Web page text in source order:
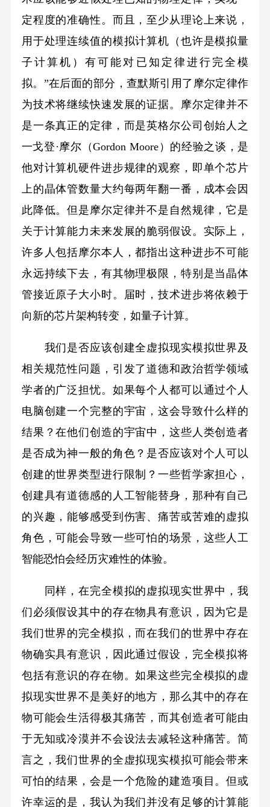
定程度的准确性。而且，至少从理论上来说，
用于处理连续值的模拟计算机（也许是模拟量
子计算机）有可能对已知定律进行完全模
拟。”在后面的部分，查默斯引用了摩尔定律作
为技术将继续快速发展的证据。摩尔定律并不
是一条真正的定律，而是英格尔公司创始人之
一戈登·摩尔（Gordon Moore）的经验之谈，是
他对计算机硬件进步规律的观察，即单个芯片
上的晶体管数量大约每两年翻一番，成本会因
此降低。但是摩尔定律并不是自然规律，它是
关于计算能力未来发展的脆弱假设。实际上，
许多人包括摩尔本人，都指出这种进步不可能
永远持续下去，有其物理极限，特别是当晶体
管接近原子大小时。届时，技术进步将依赖于
向新的芯片架构转变，如量子计算。
我们是否应该创建全虚拟现实模拟世界及
相关规范性问题，引发了道德和政治哲学领域
学者的广泛担忧。如果每个人都可以通过个人
电脑创建一个完整的宇宙，这会导致什么样的
结果？在他们创造的宇宙中，这些人类创造者
是否成为神一般的角色？是否应该对个人可以
创建的世界类型进行限制？一些哲学家担心，
创建具有道德感的人工智能替身，那种有自己
的兴趣，能够感受到伤害、痛苦或苦难的虚拟
角色，可能会导致一些可怕的场景，这些人工
智能恐怕会经历灾难性的体验。
同样，在完全模拟的虚拟现实世界中，我
们必须假设其中的存在物具有意识，因为它是
我们世界的完全模拟，而在我们的世界中存在
物确实具有意识，因此通过假设，完全模拟将
包括有意识的存在物。如果这些完全模拟的虚
拟现实世界不是美好的地方，那么其中的存在
物可能会生活得极其痛苦，而其创造者可能由
于无知或冷漠并不会设法去减轻这种痛苦。简
言之，我们世界的全虚拟现实模拟可能会带来
可怕的结果，会是一个危险的建造项目。但或
许幸运的是，我认为我们并没有足够的计算能